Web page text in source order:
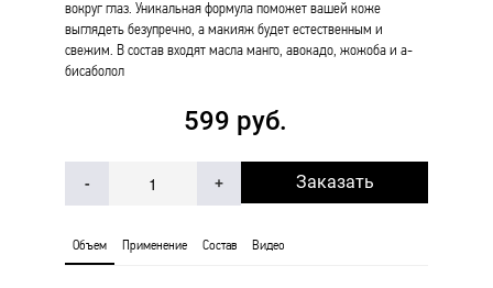
599 руб.
Заказать
- +
вокруг глаз. Уникальная формула поможет вашей коже
выглядеть безупречно, а макияж будет естественным и
свежим. В состав входят масла манго, авокадо, жожоба и а-
бисаболол
Объем Применение Состав Видео